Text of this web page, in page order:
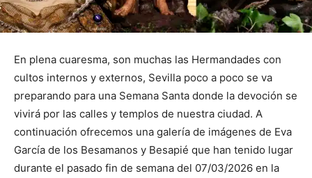
En plena cuaresma, son muchas las Hermandades con
cultos internos y externos, Sevilla poco a poco se va
preparando para una Semana Santa donde la devoción se
vivirá por las calles y templos de nuestra ciudad. A
continuación ofrecemos una galería de imágenes de Eva
García de los Besamanos y Besapié que han tenido lugar
durante el pasado fin de semana del 07/03/2026 en la